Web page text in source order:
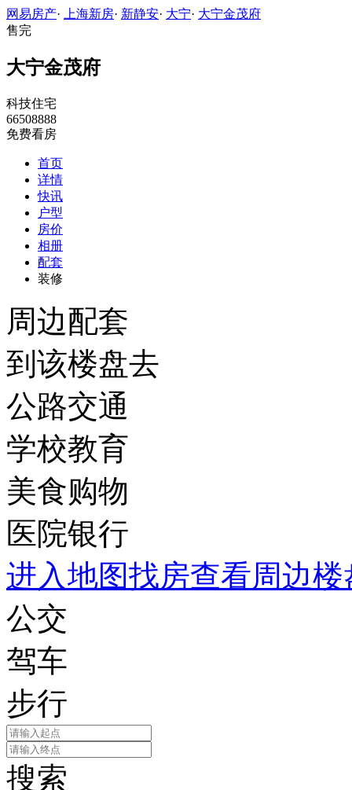
网易房产· 上海新房· 新静安· 大宁· 大宁金茂府
售完
大宁金茂府
科技住宅
66508888
免费看房
首页
详情
快讯
户型
房价
相册
配套
装修
周边配套
到该楼盘去
公路交通
学校教育
美食购物
医院银行
进入地图找房查看周边楼
公交
驾车
步行
搜索